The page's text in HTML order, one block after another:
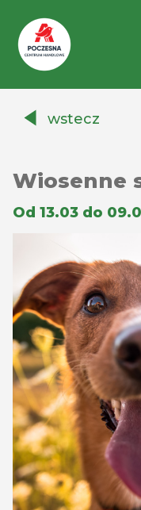
Auchanwstecz
Wiosenne
Od 13.03 do